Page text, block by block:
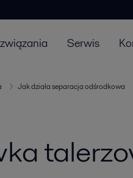
Serwis
Jak działa separacja odśrodkowa